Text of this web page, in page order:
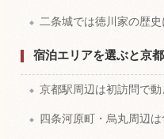
二条城では徳川家の歴史
宿泊エリアを選ぶと京
京都駅周辺は初訪問で動
四条河原町・烏丸周辺